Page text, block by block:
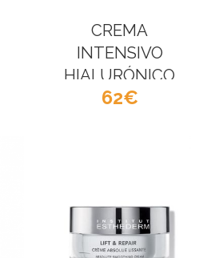
CREMA
INTENSIVO
HIALURÓNICO
ESTHEDERM
62